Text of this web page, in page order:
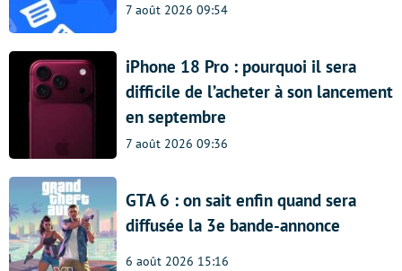
7 août 2026 09:54
iPhone 18 Pro : pourquoi il sera
difficile de l’acheter à son lancement
en septembre
7 août 2026 09:36
GTA 6 : on sait enfin quand sera
diffusée la 3e bande-annonce
6 août 2026 15:16